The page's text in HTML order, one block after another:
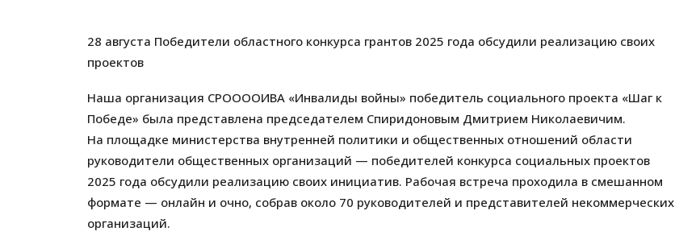
28 августа Победители областного конкурса грантов 2025 года обсудили реализацию своих
проектов
Наша организация СРООООИВА «Инвалиды войны» победитель социального проекта «Шаг к
Победе» была представлена председателем Спиридоновым Дмитрием Николаевичим.
На площадке министерства внутренней политики и общественных отношений области
руководители общественных организаций — победителей конкурса социальных проектов
2025 года обсудили реализацию своих инициатив. Рабочая встреча проходила в смешанном
формате — онлайн и очно, собрав около 70 руководителей и представителей некоммерческих
организаций.